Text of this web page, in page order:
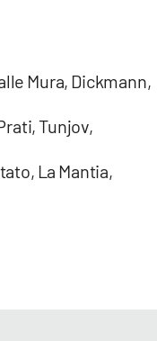
Mura, Dickmann,
Tunjov,
La Mantia,